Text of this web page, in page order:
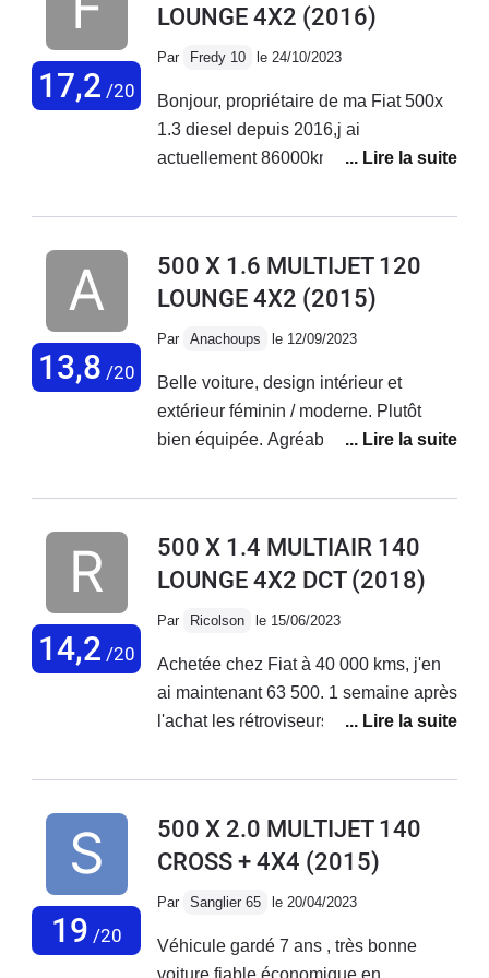
17,2 /20
LOUNGE 4X2 (2016)
Par Fredy 10 le 24/10/2023
Bonjour, propriétaire de ma Fiat 500x
1.3 diesel depuis 2016,j ai
actuellement 86000km au compteur
Entretien courant effectué chez Fiat
polyvalent.
13,8 /20
500 X 1.6 MULTIJET 120
LOUNGE 4X2 (2015)
Par Anachoups le 12/09/2023
Belle voiture, design intérieur et
extérieur féminin / moderne. Plutôt
bien équipée. Agréable à conduire sur
de route. Malheureusement aucune
voiture vieillit très mal, tout se met à
déconner et les réparations
de leurs défauts de fabrication !
J'adore ma voiture mais au vu des
coûts de réparations faramineux, des
cesse... Je vais la revendre.
14,2 /20
500 X 1.4 MULTIAIR 140
LOUNGE 4X2 DCT(2018)
Par Ricolson le 15/06/2023
Achetée chez Fiat à 40 000 kms, j'en
ai maintenant 63 500. 1 semaine après
l'achat les rétroviseurs électriques ne
en concession. Plus gênant, 2 mois
mode dégradé. Retour en concession
en dépanneuse; problème de
look, elle est vraiment sympa et très
19 /20
500 X 2.0 MULTIJET 140
CROSS + 4X4 (2015)
Par Sanglier 65 le 20/04/2023
Véhicule gardé 7 ans , très bonne
voiture fiable économique en